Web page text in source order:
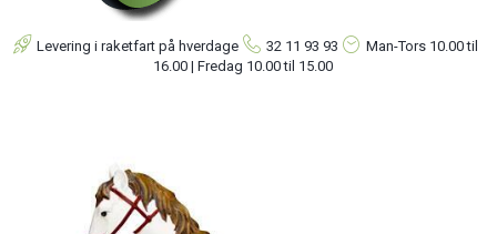
Levering i raketfart på hverdage 32 11 93 93 Man-Tors 10.00 til
16.00 | Fredag 10.00 til 15.00